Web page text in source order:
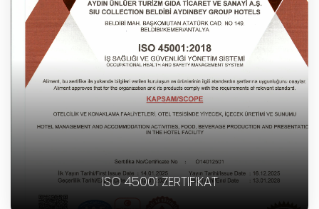
ISO 45001 ZERTIFIKAT